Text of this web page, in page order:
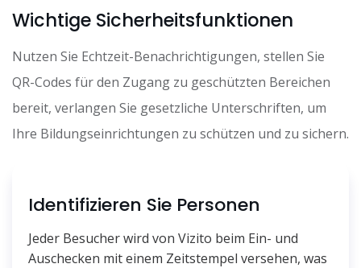
Wichtige Sicherheitsfunktionen
Nutzen Sie Echtzeit-Benachrichtigungen, stellen Sie
QR-Codes für den Zugang zu geschützten Bereichen
bereit, verlangen Sie gesetzliche Unterschriften, um
Ihre Bildungseinrichtungen zu schützen und zu sichern.
Identifizieren Sie Personen
Jeder Besucher wird von Vizito beim Ein- und
Auschecken mit einem Zeitstempel versehen, was